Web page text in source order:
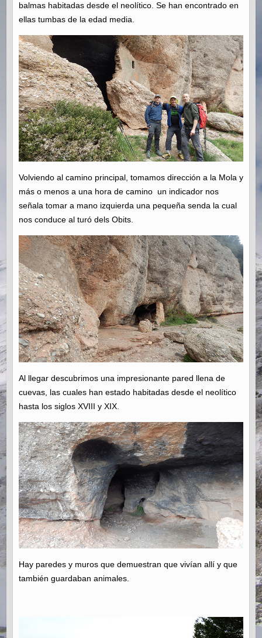
balmas habitadas desde el neolítico. Se han encontrado en
ellas tumbas de la edad media.
Volviendo al camino principal, tomamos dirección a la Mola y
más o menos a una hora de camino un indicador nos
señala tomar a mano izquierda una pequeña senda la cual
nos conduce al turó dels Obits.
Al llegar descubrimos una impresionante pared llena de
cuevas, las cuales han estado habitadas desde el neolítico
hasta los siglos XVIII y XIX.
Hay paredes y muros que demuestran que vivían allí y que
también guardaban animales.